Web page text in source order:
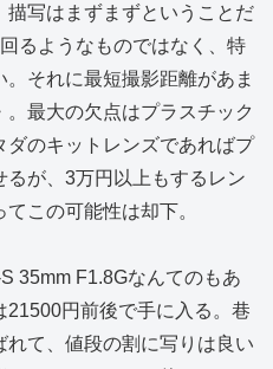
写はまずまずということだ
るようなものではなく、特
それに最短撮影距離があま
最大の欠点はプラスチック
のキットレンズであればプ
が、3万円以上もするレン
この可能性は却下。
35mm F1.8Gなんてのもあ
21500円前後で手に入る。巷
て、値段の割に写りは良い